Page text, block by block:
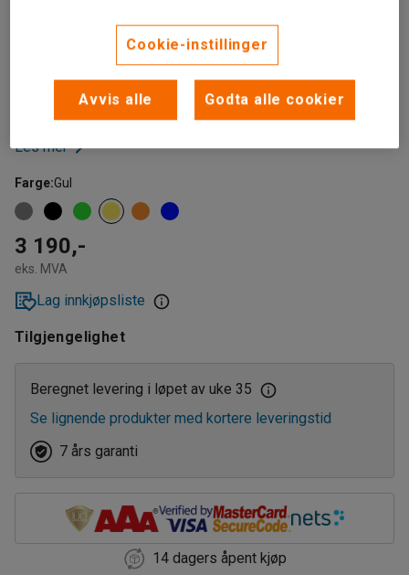
Sandkasse for oppbevaring av sand til å strø på f.eks. veier
for enklere transport.
Les mer
Farge:Gul
3 190,-
eks. MVA
Lag innkjøpsliste
Tilgjengelighet
Beregnet levering i løpet av uke 35
Se lignende produkter med kortere leveringstid
7 års garanti
14 dagers åpent kjøp
Cookie-instillinger
Avvis alle Godta alle cookier